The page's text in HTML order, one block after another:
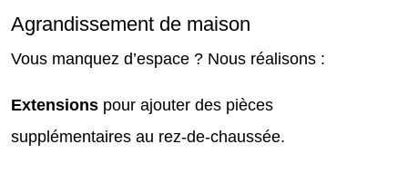
Agrandissement de maison
Vous manquez d’espace ? Nous réalisons :
Extensions pour ajouter des pièces
supplémentaires au rez-de-chaussée.